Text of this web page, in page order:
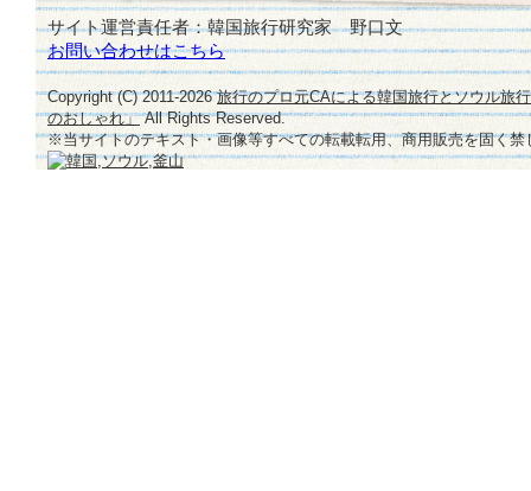
サイト運営責任者：韓国旅行研究家 野口文
お問い合わせはこちら
Copyright (C) 2011-2026旅行のプロ元CAによる韓国旅行とソウル旅
のおしゃれ」All Rights Reserved.
※当サイトのテキスト・画像等すべての転載転用、商用販売を固く禁